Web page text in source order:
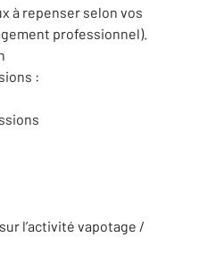
à repenser selon vos
professionnel).
:
l’activité vapotage /